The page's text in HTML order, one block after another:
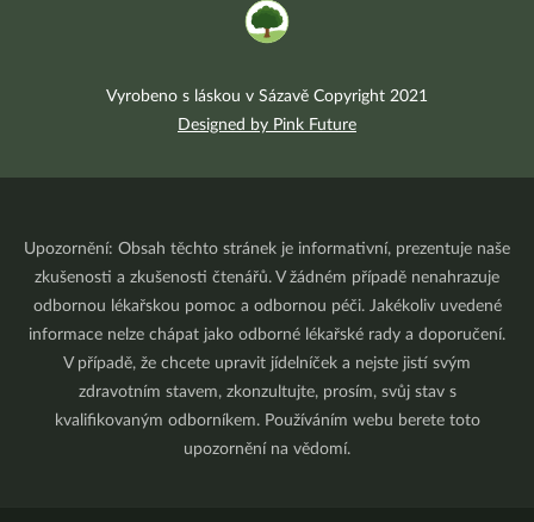
Vyrobeno s láskou v Sázavě Copyright 2021
Designed by Pink Future
Upozornění: Obsah těchto stránek je informativní, prezentuje naše
zkušenosti a zkušenosti čtenářů. V žádném případě nenahrazuje
odbornou lékařskou pomoc a odbornou péči. Jakékoliv uvedené
informace nelze chápat jako odborné lékařské rady a doporučení.
V případě, že chcete upravit jídelníček a nejste jistí svým
zdravotním stavem, zkonzultujte, prosím, svůj stav s
kvalifikovaným odborníkem. Používáním webu berete toto
upozornění na vědomí.